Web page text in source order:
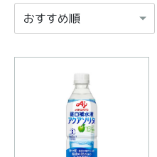
項目を選択すると自動的